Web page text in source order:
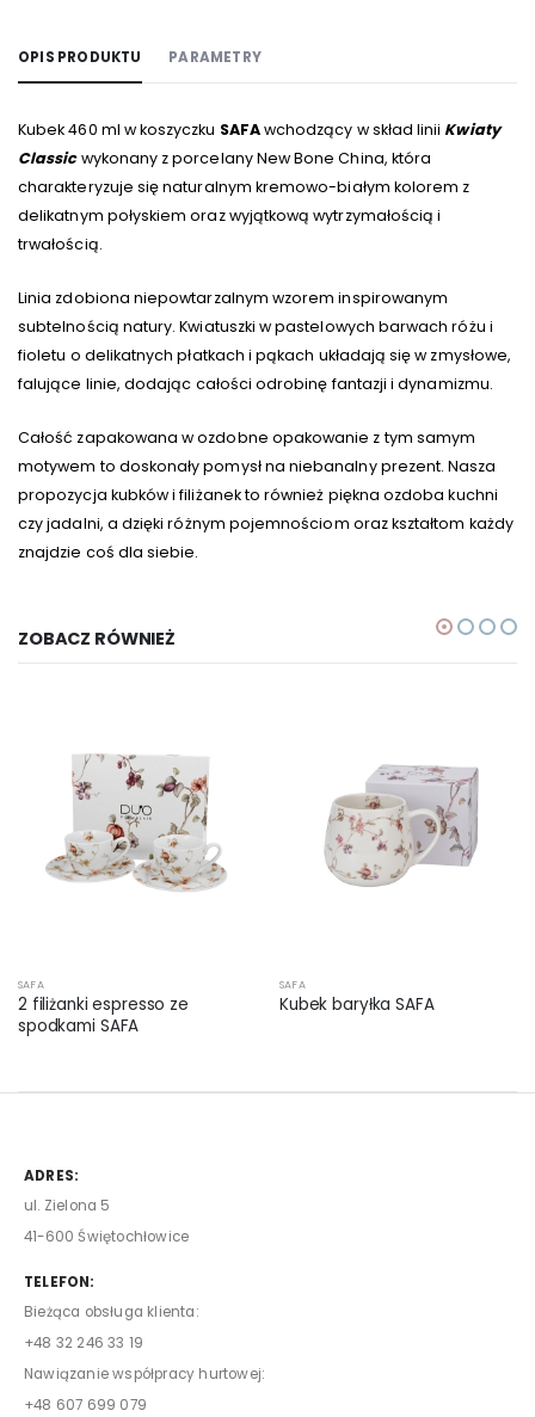
OPIS PRODUKTU PARAMETRY
Kubek 460 ml w koszyczku SAFAwchodzący w skład liniiKwiaty
Classicwykonany z porcelany New Bone China, która
charakteryzuje się naturalnym kremowo-białym kolorem z
delikatnym połyskiem oraz wyjątkową wytrzymałością i
trwałością.
Linia zdobiona niepowtarzalnym wzorem inspirowanym
subtelnością natury. Kwiatuszki w pastelowych barwach różu i
fioletu o delikatnych płatkach i pąkach układają się w zmysłowe,
falujące linie, dodając całości odrobinę fantazji i dynamizmu.
Całość zapakowana w ozdobne opakowanie z tym samym
motywem to doskonały pomysł na niebanalny prezent. Nasza
propozycja kubków i filiżanek to również piękna ozdoba kuchni
czy jadalni, a dzięki różnym pojemnościom oraz kształtom każdy
znajdzie coś dla siebie.
ZOBACZ RÓWNIEŻ
SAFA
2 filiżanki espresso ze
spodkami SAFA
SAFA
Kubek baryłka SAFA
ADRES:
ul. Zielona 5
41-600 Świętochłowice
TELEFON:
Bieżąca obsługa klienta:
+48 32 246 33 19
Nawiązanie współpracy hurtowej:
+48 607 699 079